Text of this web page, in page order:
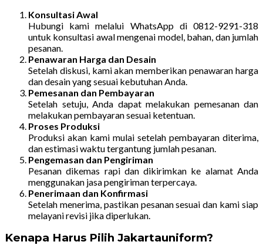
Konsultasi Awal
Hubungi kami melalui WhatsApp di 0812-9291-318
untuk konsultasi awal mengenai model, bahan, dan jumlah
pesanan.
Penawaran Harga dan Desain
Setelah diskusi, kami akan memberikan penawaran harga
dan desain yang sesuai kebutuhan Anda.
Pemesanan dan Pembayaran
Setelah setuju, Anda dapat melakukan pemesanan dan
melakukan pembayaran sesuai ketentuan.
Proses Produksi
Produksi akan kami mulai setelah pembayaran diterima,
dan estimasi waktu tergantung jumlah pesanan.
Pengemasan dan Pengiriman
Pesanan dikemas rapi dan dikirimkan ke alamat Anda
menggunakan jasa pengiriman terpercaya.
Penerimaan dan Konfirmasi
Setelah menerima, pastikan pesanan sesuai dan kami siap
melayani revisi jika diperlukan.
Kenapa Harus Pilih Jakartauniform?